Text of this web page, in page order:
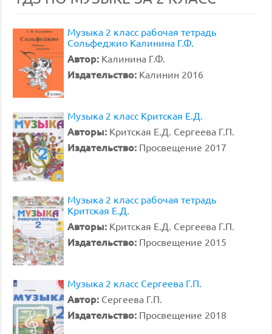
Музыка 2 класс рабочая тетрадь
Сольфеджио Калинина Г.Ф.
Автор: Калинина Г.Ф.
Издательство: Калинин 2016
Музыка 2 класс Критская Е.Д.
Авторы: Критская Е.Д. Сергеева Г.П.
Издательство: Просвещение 2017
Музыка 2 класс рабочая тетрадь
Критская Е.Д.
Авторы: Критская Е.Д. Сергеева Г.П.
Издательство: Просвещение 2015
Музыка 2 класс Сергеева Г.П.
Автор: Сергеева Г.П.
Издательство: Просвещение 2018